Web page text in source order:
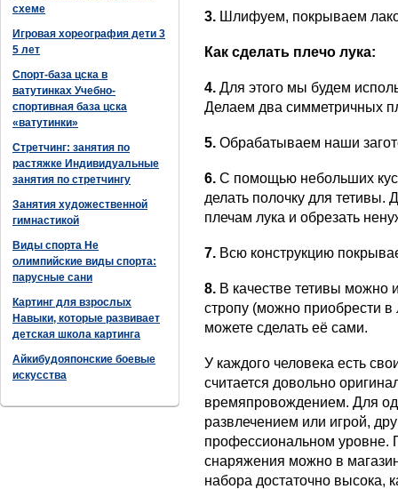
схеме
Игровая хореография дети 3
5 лет
Спорт-база цска в
ватутинках Учебно-
спортивная база цска
«ватутинки»
Стретчинг: занятия по
растяжке Индивидуальные
занятия по стретчингу
Занятия художественной
гимнастикой
Виды спорта Не
олимпийские виды спорта:
парусные сани
Картинг для взрослых
Навыки, которые развивает
детская школа картинга
Айкибудояпонские боевые
искусства
3. Шлифуем, покрываем
Как сделать плечо лука:
4. Для этого мы будем
Делаем два симметричных
5. Обрабатываем наши
6. С помощью небольших
делать полочку для тетивы.
плечам лука и обрезать
7. Всю конструкцию
8. В качестве тетивы можно
стропу (можно приобрести
можете сделать её сами.
У каждого человека есть
считается довольно
времяпровождением. Для
развлечением или игрой,
профессиональном уровне.
снаряжения можно в
набора достаточно высока,